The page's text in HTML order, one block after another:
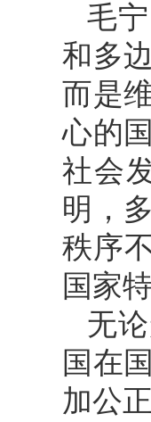
毛
和多
而是
心的
社会
明，
秩序
国家
无
国在
加公